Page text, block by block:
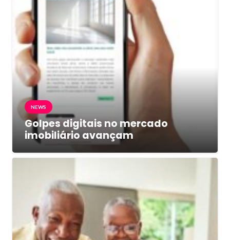
NEWS
Golpes digitais no mercado
imobiliário avançam